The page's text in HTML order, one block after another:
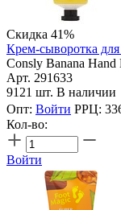
Скидка 41%
Крем-сыворотка
Consly Banana Hand
Арт. 291633
9121 шт. В наличии
Опт: Войти РРЦ:
Кол-во:
Войти